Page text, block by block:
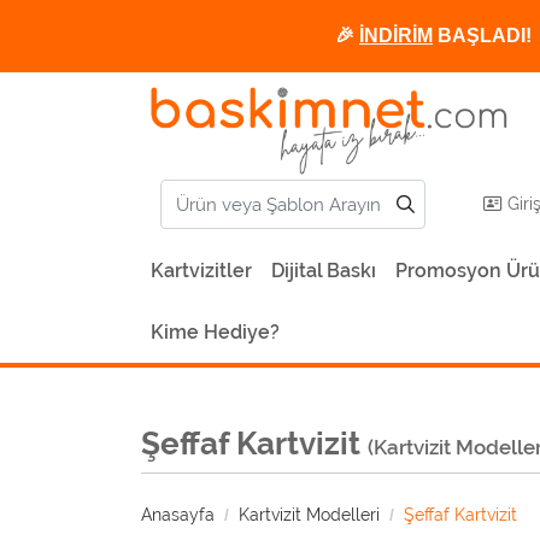
🎉 İNDİRİM BAŞLADI!
Kartvizitler Dijital Baskı Promosyon
Kime Hediye?
Şeffaf Kartvizit (Kartvizit
Anasayfa Kartvizit Modelleri Şeffaf Kartvizit